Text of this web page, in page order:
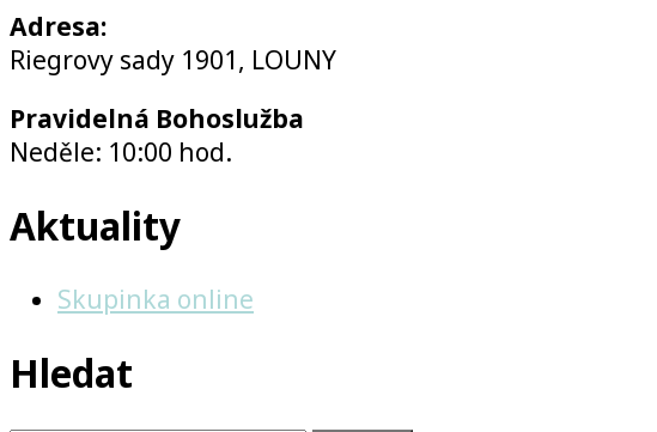
Adresa:
Riegrovy sady 1901, LOUNY
Pravidelná Bohoslužba
Neděle: 10:00 hod.
Aktuality
Skupinka online
Hledat